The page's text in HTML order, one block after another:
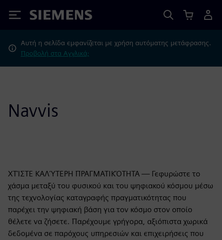
Siemens
Αυτή η σελίδα εμφανίζεται με χρήση αυτόματης μετάφρασης.
Προβολή στα Αγγλικά;
Navvis
ΧΤΊΣΤΕ ΚΑΛΎΤΕΡΗ ΠΡΑΓΜΑΤΙΚΌΤΗΤΑ — Γεφυρώστε το
χάσμα μεταξύ του φυσικού και του ψηφιακού κόσμου μέσω
της τεχνολογίας καταγραφής πραγματικότητας που
παρέχει την ψηφιακή βάση για τον κόσμο στον οποίο
θέλετε να ζήσετε. Παρέχουμε γρήγορα, αξιόπιστα χωρικά
δεδομένα σε παρόχους υπηρεσιών και επιχειρήσεις που